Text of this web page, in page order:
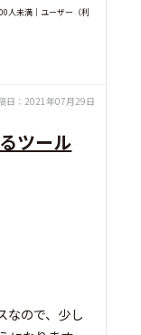
人未満｜ユーザー（利
日： 2021年07月29日
ツール
なので、少し